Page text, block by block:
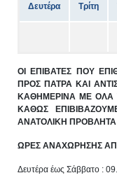
Δευτέρα Τρίτη
ΟΙ ΕΠΙΒΑΤΕΣ ΠΟΥ
ΠΡΟΣ ΠΑΤΡΑ ΚΑΙ
ΚΑΘΗΜΕΡΙΝΑ ΜΕ ΟΛΑ
ΚΑΘΩΣ
ΑΝΑΤΟΛΙΚΗ ΠΡΟΒΛΗΤΑ
ΩΡΕΣ ΑΝΑΧΩΡΗΣΗΣ
Δευτέρα έως Σάββατο :